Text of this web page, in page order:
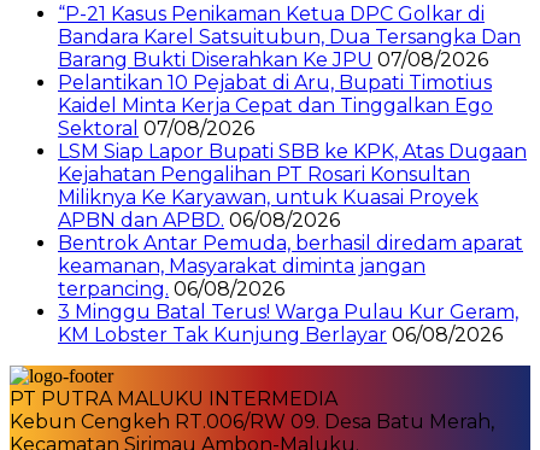
“P-21 Kasus Penikaman Ketua DPC Golkar di
Bandara Karel Satsuitubun, Dua Tersangka Dan
Barang Bukti Diserahkan Ke JPU 07/08/2026
Pelantikan 10 Pejabat di Aru, Bupati Timotius
Kaidel Minta Kerja Cepat dan Tinggalkan Ego
Sektoral 07/08/2026
LSM Siap Lapor Bupati SBB ke KPK, Atas Dugaan
Kejahatan Pengalihan PT Rosari Konsultan
Miliknya Ke Karyawan, untuk Kuasai Proyek
APBN dan APBD. 06/08/2026
Bentrok Antar Pemuda, berhasil diredam aparat
keamanan, Masyarakat diminta jangan
terpancing. 06/08/2026
3 Minggu Batal Terus! Warga Pulau Kur Geram,
KM Lobster Tak Kunjung Berlayar 06/08/2026
PT PUTRA MALUKU INTERMEDIA
Kebun Cengkeh RT.006/RW 09. Desa Batu Merah,
Kecamatan Sirimau Ambon-Maluku.